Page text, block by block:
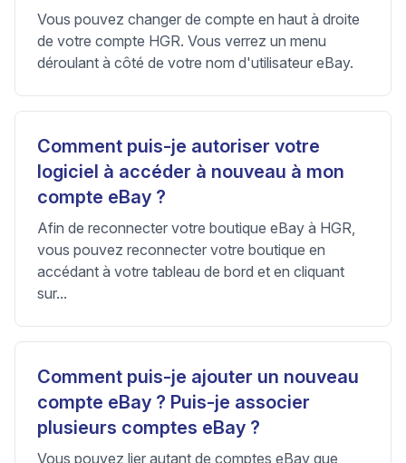
Vous pouvez changer de compte en haut à droite
de votre compte HGR. Vous verrez un menu
déroulant à côté de votre nom d'utilisateur eBay.
Comment puis-je autoriser votre
logiciel à accéder à nouveau à mon
compte eBay ?
Afin de reconnecter votre boutique eBay à HGR,
vous pouvez reconnecter votre boutique en
accédant à votre tableau de bord et en cliquant
sur...
Comment puis-je ajouter un nouveau
compte eBay ? Puis-je associer
plusieurs comptes eBay ?
Vous pouvez lier autant de comptes eBay que